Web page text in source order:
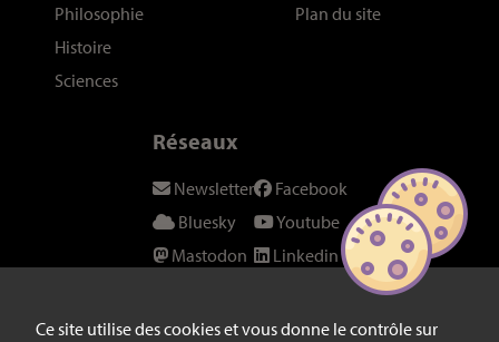
Ce site utilise des cookies et vous donne le contrôle sur
Philosophie
Histoire
Sciences
Plan du site
Réseaux
Newsletter
Bluesky
Mastodon
Instagram
Facebook
Youtube
Linkedin
Fil RSS